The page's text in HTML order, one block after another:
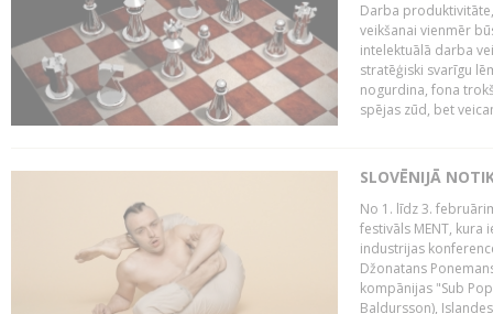
Darba
veikšanai vienmēr
intelektuālā darba
stratēģiski svarīgu
nogurdina, fona
spējas zūd, bet
SLOVĒNIJĀ
No 1. līdz 3.
festivāls MENT, kura
industrijas
Džonatans
kompānijas "Sub
Baldursson),